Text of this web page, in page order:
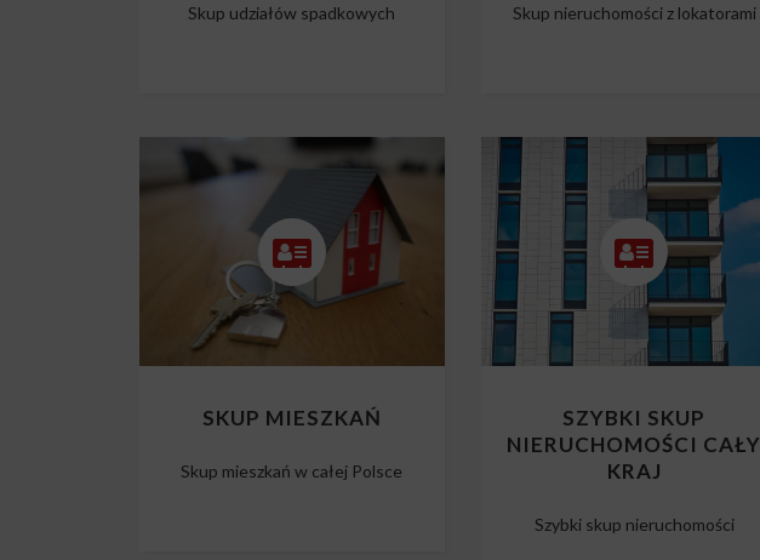
Skup udziałów spadkowych Skup nieruchomości z lokatorami
SKUP MIESZKAŃ
Skup mieszkań w całej Polsce
SZYBKI SKUP
NIERUCHOMOŚCI CAŁY
KRAJ
Szybki skup nieruchomości